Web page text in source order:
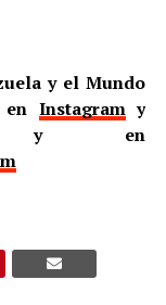
y el Mundo
en Instagramy
en